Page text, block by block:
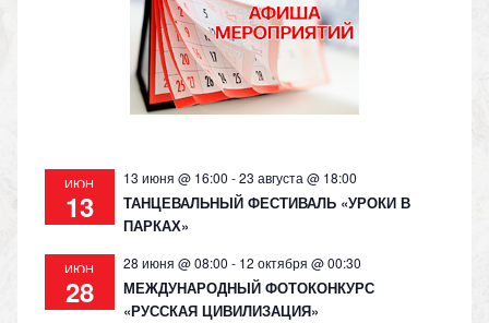
as
s
ni
ki
m p
p
n
k
ИЮН
13
13 июня @ 16:00 -23 августа @ 18:00
ТАНЦЕВАЛЬНЫЙ ФЕСТИВАЛЬ «УРОКИ В
ПАРКАХ»
ИЮН
28
28 июня @ 08:00 - 12 октября @ 00:30
МЕЖДУНАРОДНЫЙ ФОТОКОНКУРС
«РУССКАЯ ЦИВИЛИЗАЦИЯ»